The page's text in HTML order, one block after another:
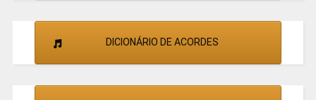
DICIONÁRIO DE ACORDES